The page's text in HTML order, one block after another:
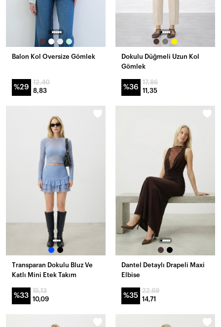
Balon Kol Oversize Gömlek
%29
12,40
8,83
Dokulu Düğmeli Uzun Kol
Gömlek
%36
17,86
11,35
Transparan Dokulu Bluz Ve
Katlı Mini Etek Takım
%33
15,13
10,09
Dantel Detaylı Drapeli Maxi
Elbise
%35
22,69
14,71